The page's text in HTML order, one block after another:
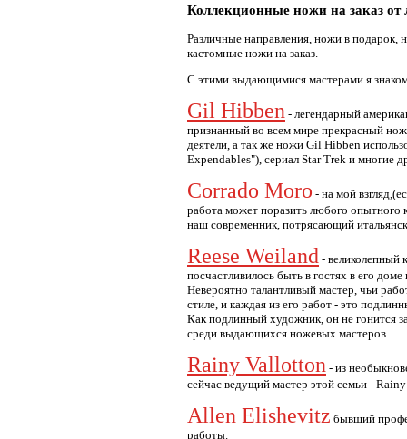
Коллекционные ножи на заказ от
Различные направления, ножи в
кастомные ножи на заказ.
С этими выдающимися мастерами я
Gil Hibben - легендарный
признанный во всем мире прекрасный
деятели, а так же ножи Gil Hibben
Expendables"), сериал Star Trek и многие
Corrado Moro - на мой
работа может поразить любого
наш современник, потрясающий
Reese Weiland - великолепный
посчастливилось быть в гостях в его
Невероятно талантливый мастер, чьи
стиле, и каждая из его работ - это
Как подлинный художник, он не гонится
среди выдающихся ножевых мастеров.
Rainy Vallotton - из
сейчас ведущий мастер этой семьи -
Allen Elishevitz бывший
работы.